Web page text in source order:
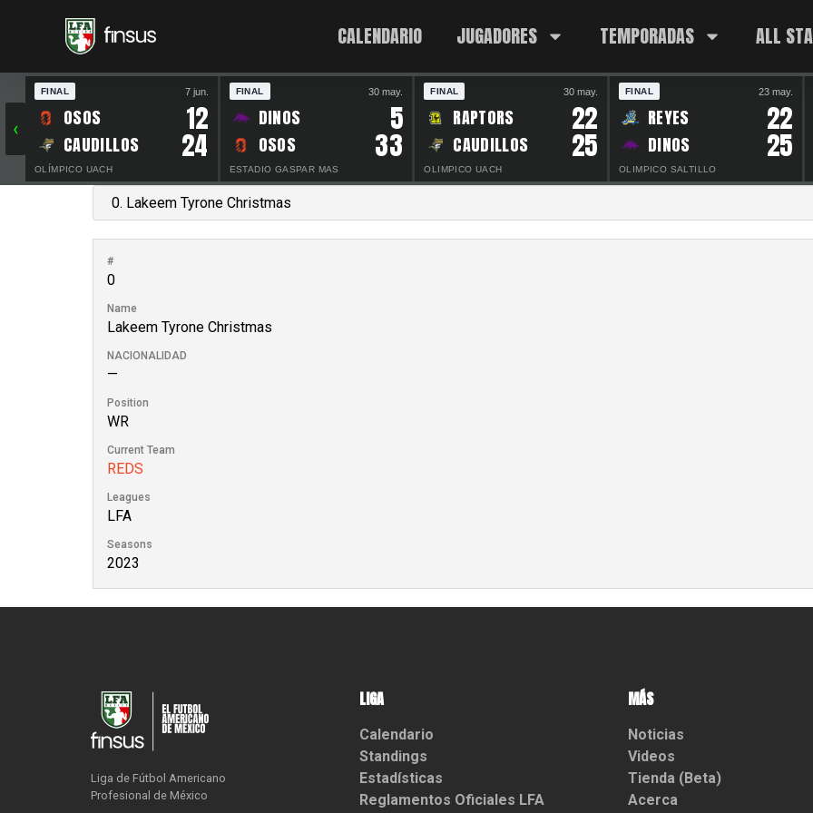
CALENDARIO JUGADORES TEMPORADAS ALL
‹
FINAL 7 jun.
OSOS 12
CAUDILLOS 24
OLÍMPICO UACH
FINAL 30 may.
DINOS 5
OSOS 33
ESTADIO GASPAR MAS
FINAL 30 may.
RAPTORS 22
CAUDILLOS 25
OLIMPICO UACH
FINAL 23 may.
REYES 22
DINOS 25
OLIMPICO SALTILLO
#
0
Name
Lakeem Tyrone Christmas
NACIONALIDAD
—
Position
WR
Current Team
REDS
Leagues
LFA
Seasons
2023
Liga de Fútbol Americano
Profesional de México
LIGA
Calendario
Standings
Estadísticas
Reglamentos Oficiales LFA
MÁS
Noticias
Videos
Tienda (Beta)
Acerca